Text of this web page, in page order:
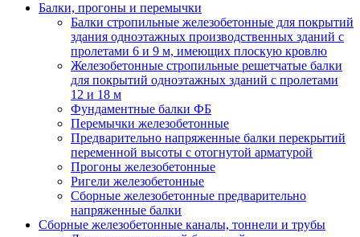
Балки, прогоны и перемычки
Балки стропильные железобетонные для покрытий
здания одноэтажных производственных зданий с
пролетами 6 и 9 м, имеющих плоскую кровлю
Железобетонные стропильные решетчатые балки
для покрытий одноэтажных зданий с пролетами
12 и 18 м
Фундаментные балки ФБ
Перемычки железобетонные
Предварительно напряженные балки перекрытий
переменной высоты с отогнутой арматурой
Прогоны железобетонные
Ригели железобетонные
Сборные железобетонные предварительно
напряженные балки
Сборные железобетонные каналы, тоннели и трубы